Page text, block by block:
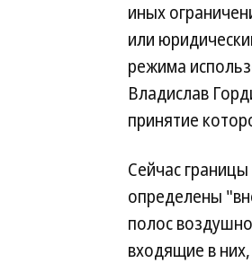
иных
или
режима
Владислав
принятие
Сейчас
определены
полос
входящие в